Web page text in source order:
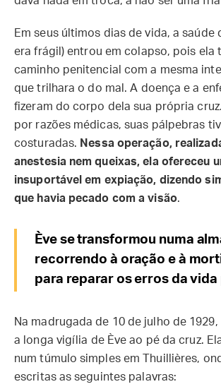
Em seus últimos dias de vida, a saúde
era frágil) entrou em colapso, pois ela
caminho penitencial com a mesma
que trilhara o do mal. A doença e a
fizeram do corpo dela sua própria
por razões médicas, suas pálpebras
costuradas. Nessa operação,
anestesia nem queixas, ela ofereceu
insuportável em expiação, dizendo
que havia pecado com a visão.
Ève se transformou numa
recorrendo à oração e à
para reparar os erros da vida
Na madrugada de 10 de julho de
a longa vigília de Ève ao pé da cruz.
num túmulo simples em Thuillières,
escritas as seguintes palavras: